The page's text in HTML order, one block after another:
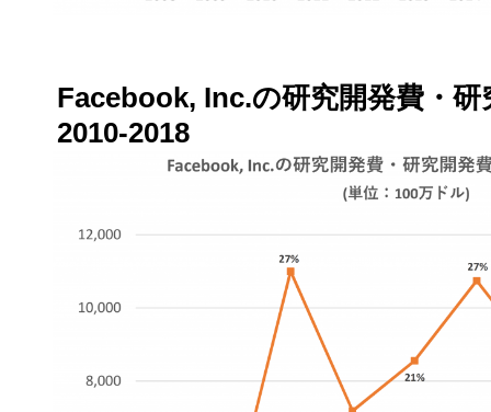
Facebook, Inc.の研究開発費・研
2010-2018